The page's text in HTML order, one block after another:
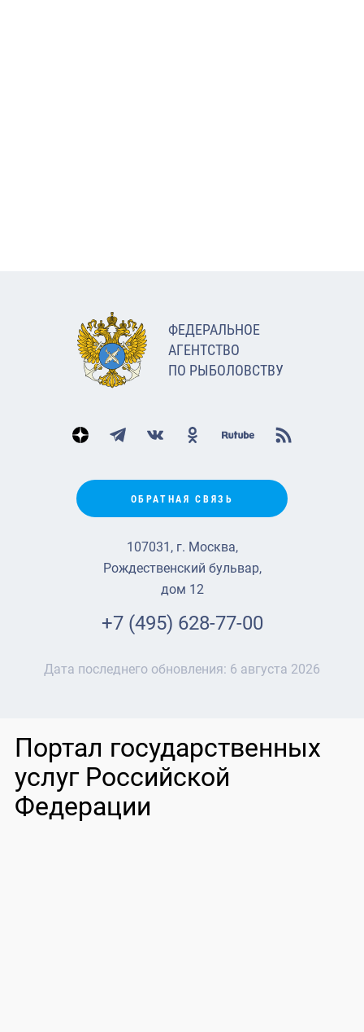
ФЕДЕРАЛЬНОЕ
АГЕНТСТВО
ПО РЫБОЛОВСТВУ
ОБРАТНАЯ СВЯЗЬ
107031, г. Москва,
Рождественский бульвар,
дом 12
+7 (495) 628-77-00
Дата последнего обновления: 6 августа 2026
Портал государственных
услуг Российской
Федерации